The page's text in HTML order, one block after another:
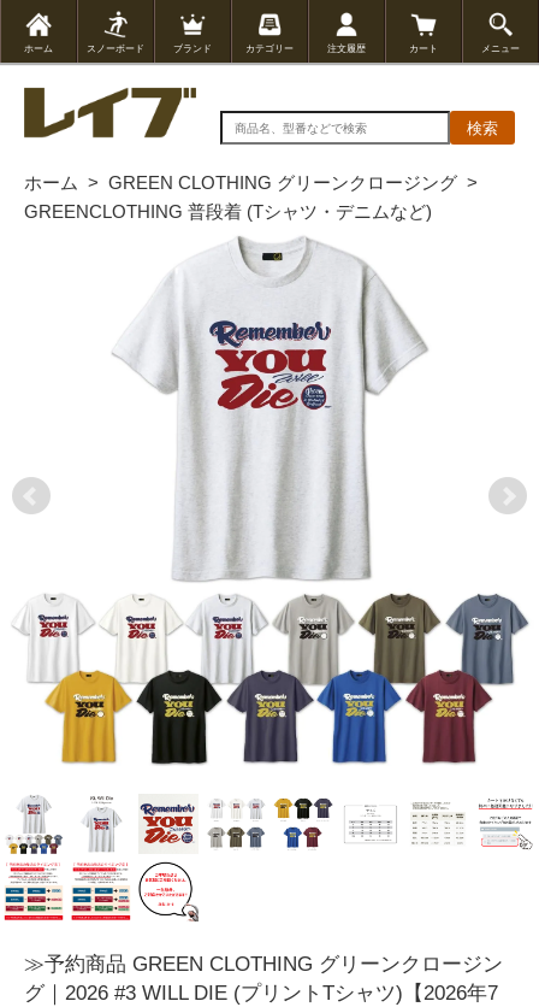
ホーム スノーボード ブランド カテゴリー 注文履歴 カート メニュー
検索
ホーム > GREEN CLOTHING グリーンクロージング >
GREENCLOTHING 普段着 (Tシャツ・デニムなど)
≫予約商品 GREEN CLOTHING グリーンクロージン
グ｜2026 #3 WILL DIE (プリントTシャツ)【2026年7